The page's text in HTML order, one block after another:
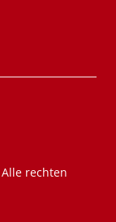
rechten